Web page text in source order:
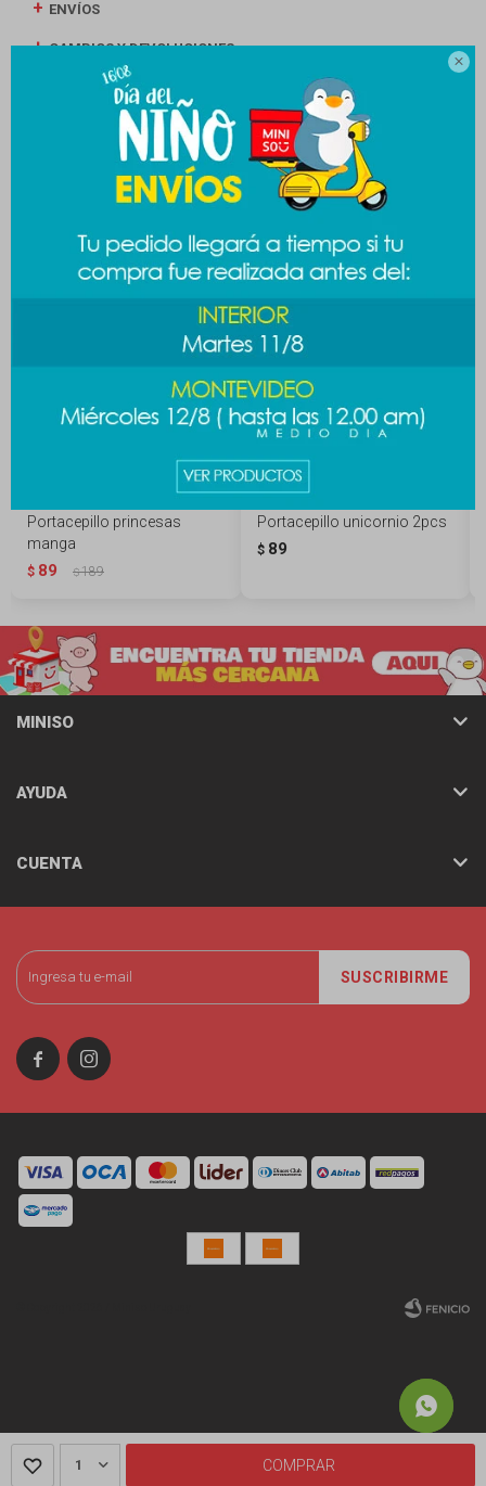

1 COMPRAR
ENVÍOS
CAMBIOS Y DEVOLUCIONES
MEDIOS DE PAGO
Productos que te pueden interesar
Portacepillo princesas
manga
$ 89 $189
Portacepillo unicornio 2pcs
$ 89
SUSCRIBIRME
 
MINISO
AYUDA
CUENTA